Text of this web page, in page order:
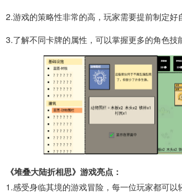
2.游戏的策略性非常的高，玩家需要提前制定好
3.了解不同卡牌的属性，可以掌握更多的角色技
《堆叠大陆折相思》游戏亮点：
1.感受身临其境的游戏冒险，每一位玩家都可以